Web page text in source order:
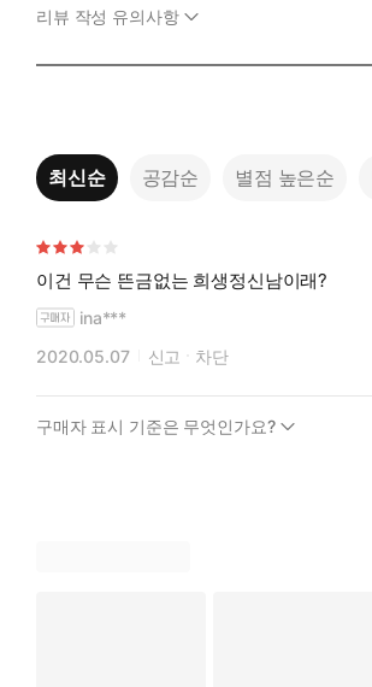
리뷰 작성 유의사항
최신순 공감순 별점 높은순
이건 무슨 뜬금없는 희생정신남이래?
ina***
2020.05.07
신고 차단
구매자 표시 기준은 무엇인가요?